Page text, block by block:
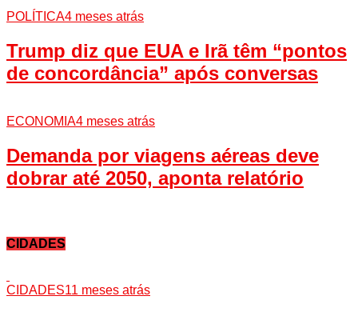
POLÍTICA4 meses atrás
Trump diz que EUA e Irã têm “pontos
de concordância” após conversas
ECONOMIA4 meses atrás
Demanda por viagens aéreas deve
dobrar até 2050, aponta relatório
CIDADES
CIDADES11 meses atrás